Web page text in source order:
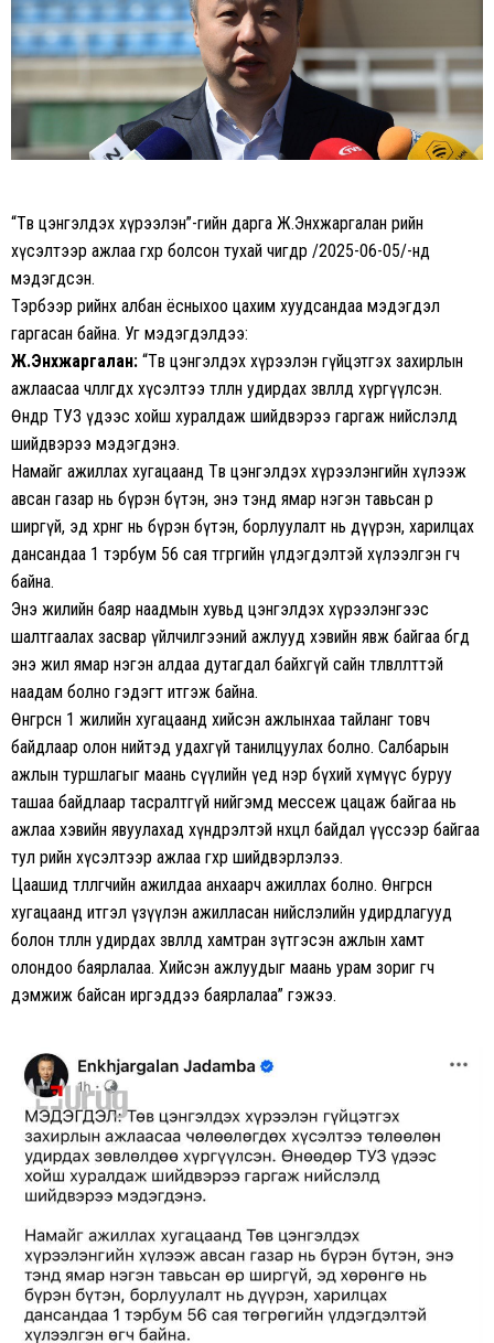
“Төв цэнгэлдэх хүрээлэн”-гийн дарга Ж.Энхжаргалан өөрийн
хүсэлтээр ажлаа өгөхөөр болсон тухай өчигдөр /2025-06-05/-нд
мэдэгдсэн.
Тэрбээр өөрийнхөө албан ёсныхоо цахим хуудсандаа мэдэгдэл
гаргасан байна. Уг мэдэгдэлдээ:
Ж.Энхжаргалан: “Төв цэнгэлдэх хүрээлэн гүйцэтгэх захирлын
ажлаасаа чөлөөлөгдөх хүсэлтээ төлөөлөн удирдах зөвлөлдөө хүргүүлсэн.
Өнөөдөр ТУЗ үдээс хойш хуралдаж шийдвэрээ гаргаж нийслэлд
шийдвэрээ мэдэгдэнэ.
Намайг ажиллах хугацаанд Төв цэнгэлдэх хүрээлэнгийн хүлээж
авсан газар нь бүрэн бүтэн, энэ тэнд ямар нэгэн тавьсан өр
ширгүй, эд хөрөнгө нь бүрэн бүтэн, борлуулалт нь дүүрэн, харилцах
дансандаа 1 тэрбум 56 сая төгрөгийн үлдэгдэлтэй хүлээлгэн өгч
байна.
Энэ жилийн баяр наадмын хувьд цэнгэлдэх хүрээлэнгээс
шалтгаалах засвар үйлчилгээний ажлууд хэвийн явж байгаа бөгөөд
энэ жил ямар нэгэн алдаа дутагдал байхгүй сайн төлөвлөлттэй
наадам болно гэдэгт итгэж байна.
Өнгөрсөн 1 жилийн хугацаанд хийсэн ажлынхаа тайланг товч
байдлаар олон нийтэд удахгүй танилцуулах болно. Салбарын
ажлын туршлагыг маань сүүлийн үед нэр бүхий хүмүүс буруу
ташаа байдлаар тасралтгүй нийгэмд мессеж цацаж байгаа нь
ажлаа хэвийн явуулахад хүндрэлтэй нөхцөл байдал үүссээр байгаа
тул өөрийн хүсэлтээр ажлаа өгөхөөр шийдвэрлэлээ.
Цаашид төлөөлөгчийн ажилдаа анхаарч ажиллах болно. Өнгөрсөн
хугацаанд итгэл үзүүлэн ажилласан нийслэлийн удирдлагууд
болон төлөөлөн удирдах зөвлөлдөө хамтран зүтгэсэн ажлын хамт
олондоо баярлалаа. Хийсэн ажлуудыг маань урам зориг өгч
дэмжиж байсан иргэддээ баярлалаа” гэжээ.